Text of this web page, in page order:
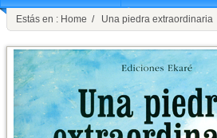
Estás en : Home / Una piedra extraordinaria